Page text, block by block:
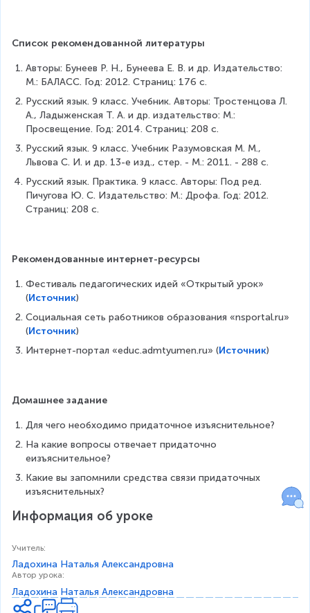
Список рекомендованной литературы
Авторы: Бунеев Р. Н., Бунеева Е. В. и др. Издательство:
М.: БАЛАСС. Год: 2012. Страниц: 176 с.
Русский язык. 9 класс. Учебник. Авторы: Тростенцова Л.
А., Ладыженская Т. А. и др. издательство: М.:
Просвещение. Год: 2014. Страниц: 208 с.
Русский язык. 9 класс. Учебник Разумовская М. М.,
Львова С. И. и др. 13-е изд., стер. - М.: 2011. - 288 с.
Русский язык. Практика. 9 класс. Авторы: Под ред.
Пичугова Ю. С. Издательство: М.: Дрофа. Год: 2012.
Страниц: 208 с.
Рекомендованные интернет-ресурсы
Фестиваль педагогических идей «Открытый урок»
(Источник)
Социальная сеть работников образования «nsportal.ru»
(Источник)
Интернет-портал «educ.admtyumen.ru» (Источник)
Домашнее задание
Для чего необходимо придаточное изъяснительное?
На какие вопросы отвечает придаточно
еизъяснительное?
Какие вы запомнили средства связи придаточных
изъяснительных?
Информация об уроке
Учитель:
Ладохина Наталья Александровна
Автор урока:
Ладохина Наталья Александровна